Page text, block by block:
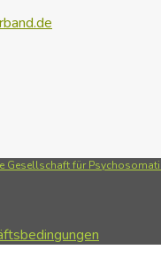
Gesellschaft für